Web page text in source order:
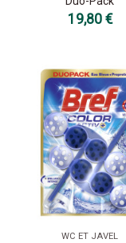
19,80 €
WC ET JAVEL